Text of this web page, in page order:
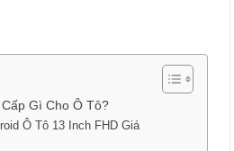
Gì Cho Ô Tô?
Ô Tô 13 Inch FHD Giá